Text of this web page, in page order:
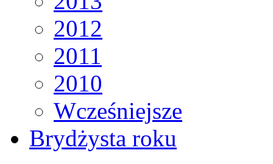
2012
2011
2010
Wcześniejsze
Brydżysta roku